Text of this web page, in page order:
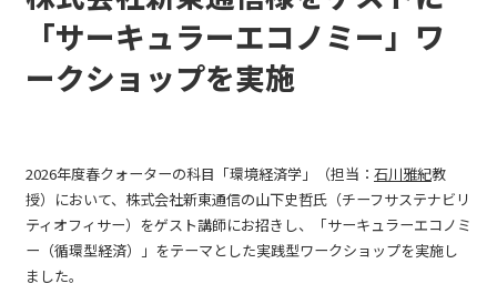
「サーキュラーエコノミー」ワ
ークショップを実施
2026年度春クォーターの科目「環境経済学」（担当： 石川雅紀教
授）において、株式会社新東通信の山下史哲氏（チーフサステナビリ
ティオフィサー）をゲスト講師にお招きし、「サーキュラーエコノミ
ー（循環型経済）」をテーマとした実践型ワークショップを実施し
ました。